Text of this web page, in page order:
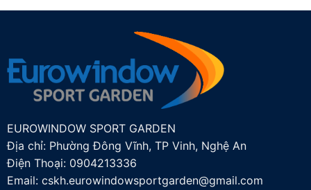
EUROWINDOW SPORT GARDEN
Địa chỉ: Phường Đông Vĩnh, TP Vinh, Nghệ An
Điện Thoại: 0904213336
Email: cskh.eurowindowsportgarden@gmail.com